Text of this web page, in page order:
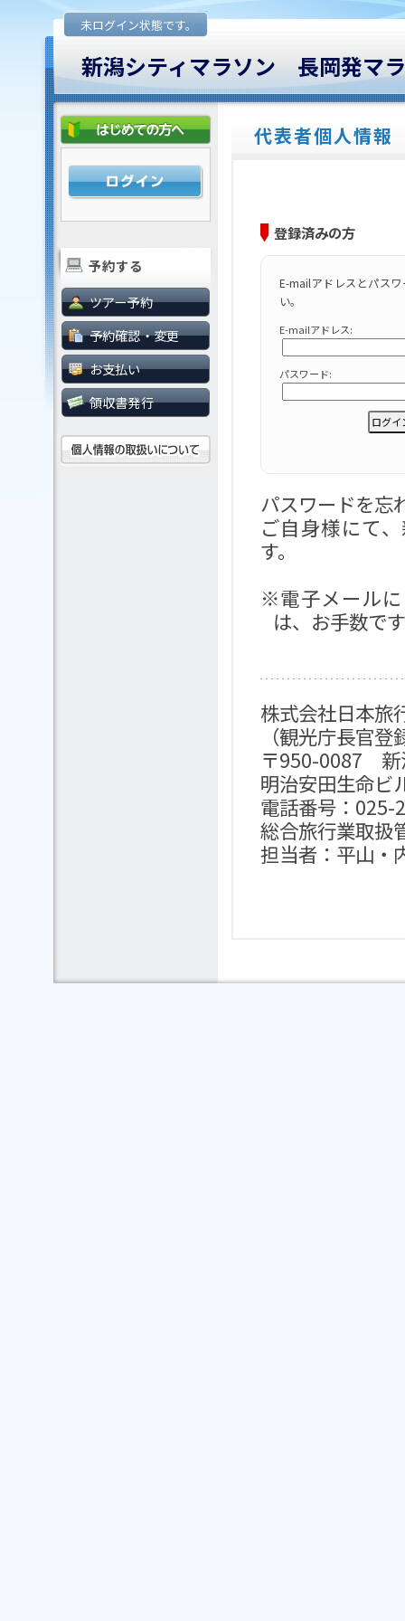
未ログイン状態です。
新潟シティマラソン 長岡発マ
予約する
ツアー予約
予約確認・変更
お支払い
領収書発行
代表者個人情報
登録済みの方
E-mailアドレスとパス
い。
E-mailアドレス:
パスワード:
パスワードを
ご自身様にて
す。
※電子メール
は、お手数で
株式会社日本旅
（観光庁長官
〒950-0087 新
明治安田生命ビ
電話番号：
総合旅行業取扱
担当者：平山・